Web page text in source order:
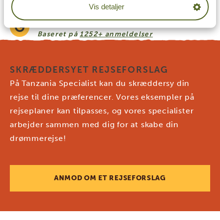
Vis detaljer
4833+ anmeldelser
4.7/5
Baseret på1252+ anmeldelser
SKRÆDDERSYET REJSEFORSLAG
På Tanzania Specialist kan du skræddersy din
rejse til dine præferencer. Vores eksempler på
rejseplaner kan tilpasses, og vores specialister
arbejder sammen med dig for at skabe din
drømmerejse!
ANMOD OM ET REJSEFORSLAG